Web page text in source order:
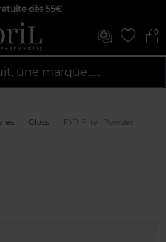
dès 55€
0
une marque…...
Gloss FYP Filter Powder